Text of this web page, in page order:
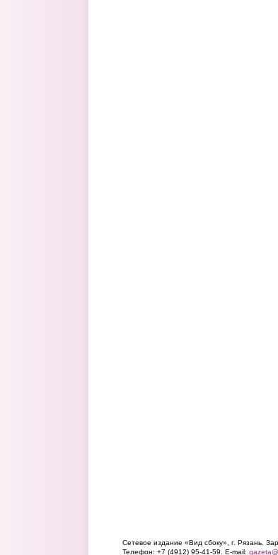
Сетевое издание «Вид сбоку», г. Рязань.
Телефон: +7 (4912) 95-41-59. E-mail: